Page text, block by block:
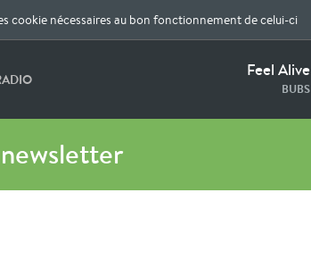
cookie nécessaires au bon fonctionnement de celui-ci
Feel Alive
BUBS